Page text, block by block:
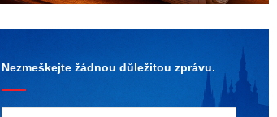
Nezmeškejte žádnou důležitou zprávu.